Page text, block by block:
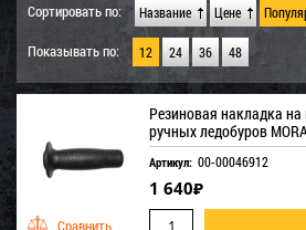
Сортировать по: Название Цене
Показывать по: 12 24 36 48
Резиновая накладка
ручных ледобуров
Артикул: 00-00046912
1 640₽